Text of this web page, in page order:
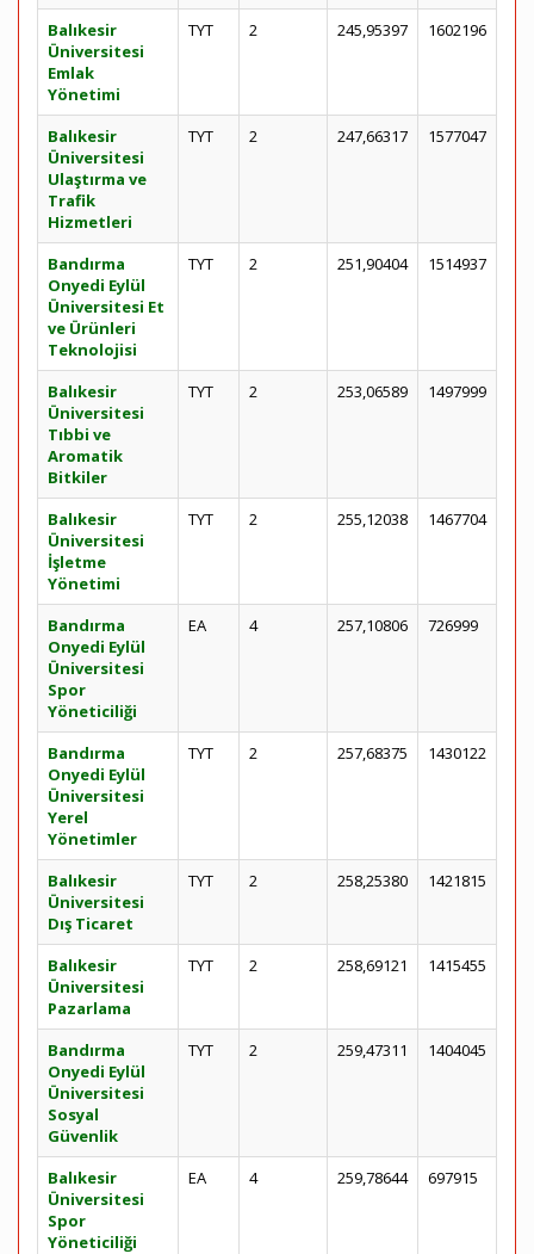
Balıkesir
Üniversitesi
Emlak
Yönetimi
TYT 2 245,95397 1602196
Balıkesir
Üniversitesi
Ulaştırma ve
Trafik
Hizmetleri
TYT 2 247,66317 1577047
Bandırma
Onyedi Eylül
Üniversitesi Et
ve Ürünleri
Teknolojisi
TYT 2 251,90404 1514937
Balıkesir
Üniversitesi
Tıbbi ve
Aromatik
Bitkiler
TYT 2 253,06589 1497999
Balıkesir
Üniversitesi
İşletme
Yönetimi
TYT 2 255,12038 1467704
Bandırma
Onyedi Eylül
Üniversitesi
Spor
Yöneticiliği
EA 4 257,10806 726999
Bandırma
Onyedi Eylül
Üniversitesi
Yerel
Yönetimler
TYT 2 257,68375 1430122
Balıkesir
Üniversitesi
Dış Ticaret
TYT 2 258,25380 1421815
Balıkesir
Üniversitesi
Pazarlama
TYT 2 258,69121 1415455
Bandırma
Onyedi Eylül
Üniversitesi
Sosyal
Güvenlik
TYT 2 259,47311 1404045
Balıkesir
Üniversitesi
Spor
Yöneticiliği
EA 4 259,78644 697915